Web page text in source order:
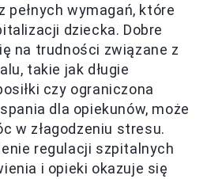
pełnych wymagań, które
dziecka. Dobre
na trudności związane z
takie jak długie
czy ograniczona
dla opiekunów, może
w złagodzeniu stresu.
regulacji szpitalnych
i opieki okazuje się